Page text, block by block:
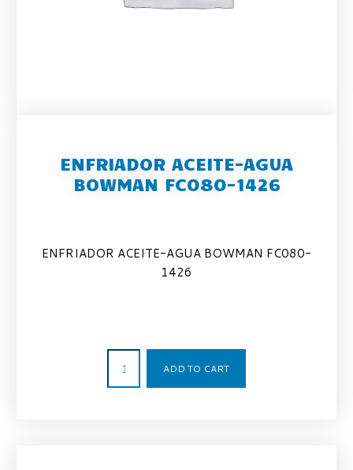
ENFRIADOR ACEITE-AGUA
BOWMAN FC080-1426
ENFRIADOR ACEITE-AGUA BOWMAN FC080-
1426
ADD TO CART